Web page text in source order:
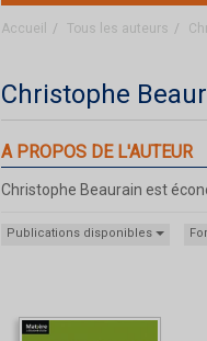
Accueil Tous les auteurs
Christophe
A PROPOS DE L'AUTEUR
Christophe Beaurain est
Publications disponibles